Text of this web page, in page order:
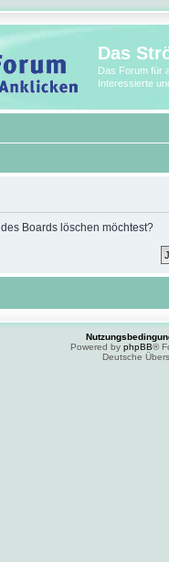
Das
Das Forum für
Interessierte
Boards löschen möchtest?
Powered by phpBB®
Deutsche